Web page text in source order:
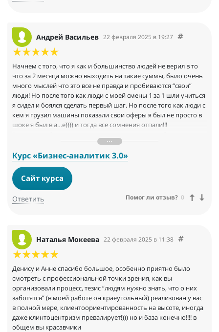
Андрей Васильев 22 февраля 2025 в 19:27
Начнем с того, что я как и большинство людей не верил в то
что за 2 месяца можно выходить на такие суммы, было очень
много мыслей что это все не правда и пробиваются “свои”
люди! Но после того как люди с моей смены 1 за 1 шли учиться
я сидел и боялся сделать первый шаг. Но после того как люди с
кем я грузил машины показали свои оферы я был не просто в
шоке я был в а…е)))) и тогда все сомнения отпали!!!
быстро отвечают и корректируют по всем вопросам, не
просто тычат носом в твою ошибку, а описывают ее,
разъясняют и дают совет как сделали бы сами!!
Спасибо большое будем двигаться к цели и надеюсь что скоро
я буду работать в уюте с кружкой кофе, а не езда по полтора
часа в 1 сторону чтобы всю смену катать на себе тонну)
Курс «Бизнес-аналитик 3.0»
Сайт курса
Ответить Помог ли отзыв? 0
Наталья Мокеева 22 февраля 2025 в 11:38
Денису и Анне спасибо большое, особенно приятно было
смотреть с профессиональной точки зрения, как вы
организовали процесс, тезис “людям нужно знать, что о них
заботятся” (в моей работе он краеугольный) реализован у вас
в полной мере, клиентоориентированность на высоте, иногда
даже клинтоцентризм превалирует!))) но и база конечно!!!! в
общем вы красавчики